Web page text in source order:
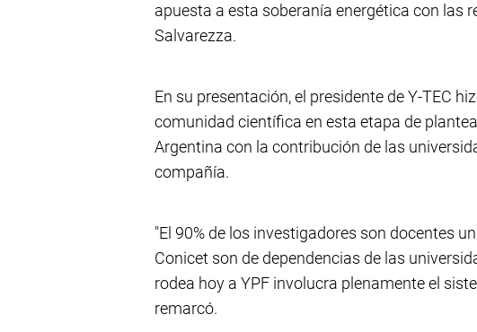
apuesta a esta soberanía energética con las
Salvarezza.
En su presentación, el presidente de Y-TEC
comunidad científica en esta etapa de
Argentina con la contribución de las
compañía.
"El 90% de los investigadores son docentes
Conicet son de dependencias de las
rodea hoy a YPF involucra plenamente el
remarcó.